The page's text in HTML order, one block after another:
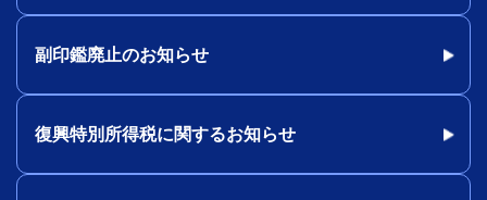
副印鑑廃止のお知らせ
復興特別所得税に関するお知らせ